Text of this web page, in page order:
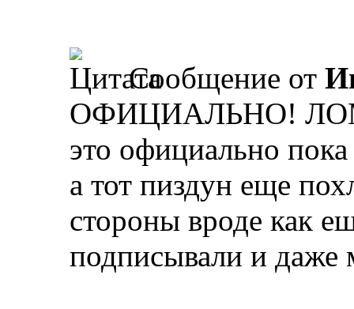
Сообщение от
ОФИЦИАЛЬНО!
это официально
а тот пиздун еще
стороны вроде как
подписывали и даже